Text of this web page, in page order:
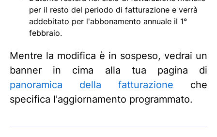
per il resto del periodo di fatturazione e verrà
addebitato per l'abbonamento annuale il 1°
febbraio.
Mentre la modifica è in sospeso, vedrai un
banner in cima alla tua pagina di
panoramica della fatturazione che
specifica l'aggiornamento programmato.